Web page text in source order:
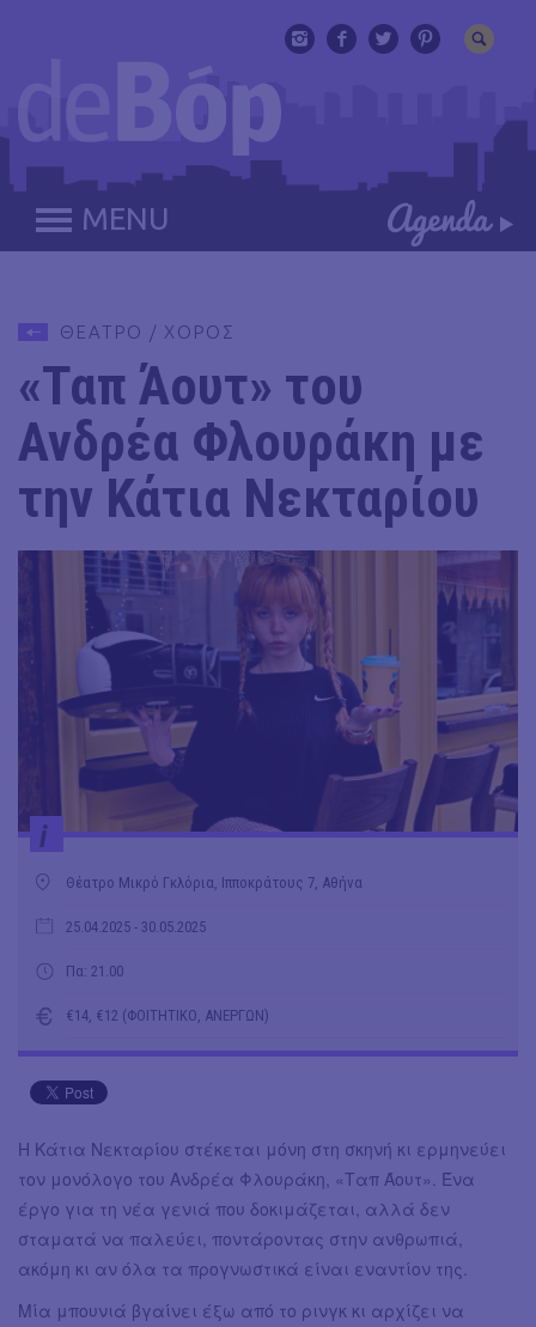
MENU
ΘΕΑΤΡΟ / ΧΟΡΟΣ
«Ταπ Άουτ» του
Ανδρέα Φλουράκη με
την Κάτια Νεκταρίου
i
Θέατρο Μικρό Γκλόρια, Ιπποκράτους 7, Αθήνα
25.04.2025 - 30.05.2025
Πα: 21.00
€14, €12 (ΦΟΙΤΗΤΙΚΟ, ΑΝΕΡΓΩΝ)
Η Κάτια Νεκταρίου στέκεται μόνη στη σκηνή κι ερμηνεύει
τον μονόλογο του Ανδρέα Φλουράκη, «Ταπ Άουτ». Ένα
έργο για τη νέα γενιά που δοκιμάζεται, αλλά δεν
σταματά να παλεύει, ποντάροντας στην ανθρωπιά,
ακόμη κι αν όλα τα προγνωστικά είναι εναντίον της.
Μία μπουνιά βγαίνει έξω από το ρινγκ κι αρχίζει να